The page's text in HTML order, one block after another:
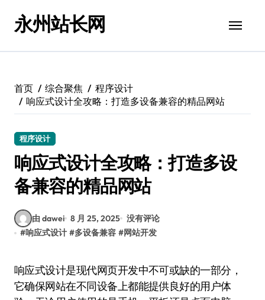
永州站长网
首页 综合聚焦
程序设计
响应式设计全攻略：打造多设备兼容的精品网站
程序设计
响应式设计全攻略：打造多设
备兼容的精品网站
由 dawei 8 月 25, 2025 没有评论
#响应式设计 #多设备兼容 #网站开发
响应式设计是现代网页开发中不可或缺的一部分，
它确保网站在不同设备上都能提供良好的用户体